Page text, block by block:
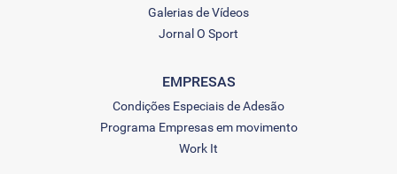
Galerias de Vídeos
Jornal O Sport
EMPRESAS
Condições Especiais de Adesão
Programa Empresas em movimento
Work It